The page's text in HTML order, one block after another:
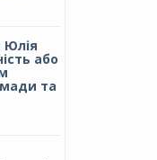
Юлія
або
та